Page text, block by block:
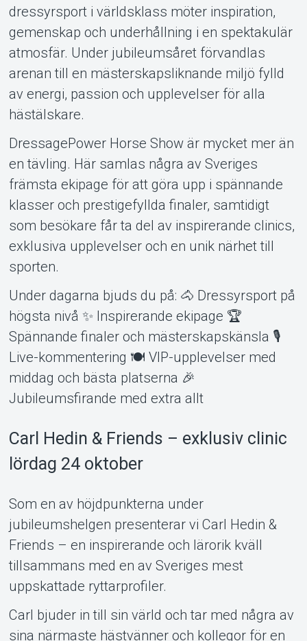
Om Tickster
dressyrsport i världsklass möter inspiration,
gemenskap och underhållning i en spektakulär
atmosfär. Under jubileumsåret förvandlas
arenan till en mästerskapsliknande miljö fylld
av energi, passion och upplevelser för alla
hästälskare.
DressagePower Horse Show är mycket mer än
en tävling. Här samlas några av Sveriges
främsta ekipage för att göra upp i spännande
klasser och prestigefyllda finaler, samtidigt
som besökare får ta del av inspirerande clinics,
exklusiva upplevelser och en unik närhet till
sporten.
Under dagarna bjuds du på: 🐴 Dressyrsport på
högsta nivå ✨ Inspirerande ekipage 🏆
Spännande finaler och mästerskapskänsla 🎙️
Live-kommentering 🍽️ VIP-upplevelser med
middag och bästa platserna 🎉
Jubileumsfirande med extra allt
Carl Hedin & Friends – exklusiv clinic
lördag 24 oktober
Som en av höjdpunkterna under
jubileumshelgen presenterar vi Carl Hedin &
Friends – en inspirerande och lärorik kväll
tillsammans med en av Sveriges mest
uppskattade ryttarprofiler.
Carl bjuder in till sin värld och tar med några av
sina närmaste hästvänner och kollegor för en